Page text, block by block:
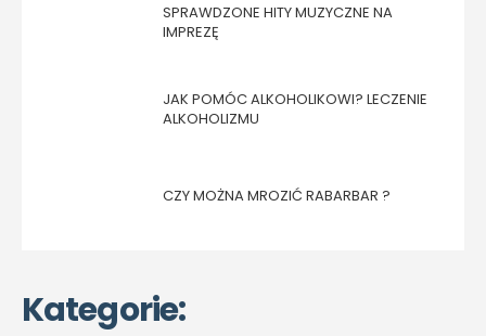
SPRAWDZONE HITY MUZYCZNE NA
IMPREZĘ
JAK POMÓC ALKOHOLIKOWI? LECZENIE
ALKOHOLIZMU
CZY MOŻNA MROZIĆ RABARBAR ?
Kategorie: